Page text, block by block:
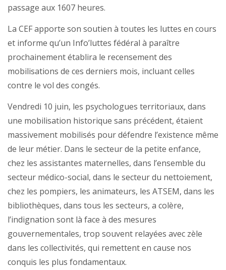
passage aux 1607 heures.
La CEF apporte son soutien à toutes les luttes en cours
et informe qu’un Info’luttes fédéral à paraître
prochainement établira le recensement des
mobilisations de ces derniers mois, incluant celles
contre le vol des congés.
Vendredi 10 juin, les psychologues territoriaux, dans
une mobilisation historique sans précédent, étaient
massivement mobilisés pour défendre l’existence même
de leur métier. Dans le secteur de la petite enfance,
chez les assistantes maternelles, dans l’ensemble du
secteur médico-social, dans le secteur du nettoiement,
chez les pompiers, les animateurs, les ATSEM, dans les
bibliothèques, dans tous les secteurs, a colère,
l’indignation sont là face à des mesures
gouvernementales, trop souvent relayées avec zèle
dans les collectivités, qui remettent en cause nos
conquis les plus fondamentaux.